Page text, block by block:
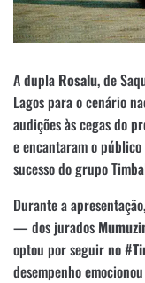
A dupla Rosalu, de
Lagos para o cenário
audições às cegas do
e encantaram o
sucesso do grupo
Durante a
— dos jurados
optou por seguir no
desempenho